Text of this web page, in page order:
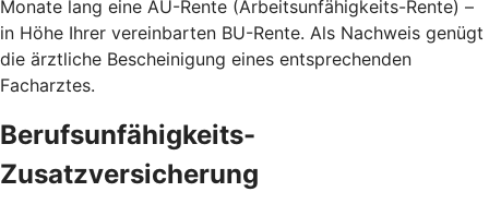
Monate lang eine AU-Rente (Arbeitsunfähigkeits-Rente) –
in Höhe Ihrer vereinbarten BU-Rente. Als Nachweis genügt
die ärztliche Bescheinigung eines entsprechenden
Facharztes.
Berufsunfähigkeits-
Zusatzversicherung